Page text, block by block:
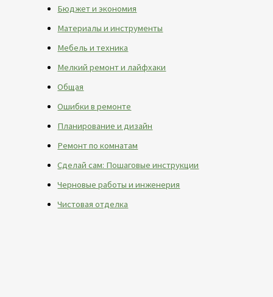
Бюджет и экономия
Материалы и инструменты
Мебель и техника
Мелкий ремонт и лайфхаки
Общая
Ошибки в ремонте
Планирование и дизайн
Ремонт по комнатам
Сделай сам: Пошаговые инструкции
Черновые работы и инженерия
Чистовая отделка